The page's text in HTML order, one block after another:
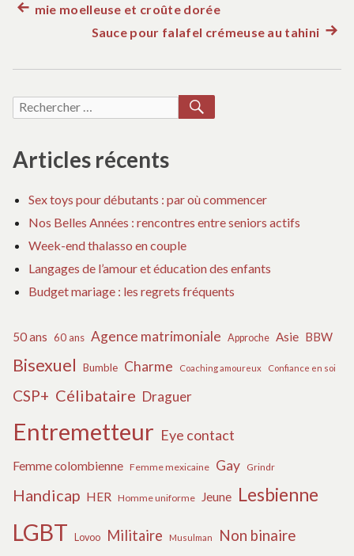
Navigation
l’article
Article
précédent :
mie moelleuse et croûte dorée
Sauce pour falafel crémeuse au tahini
Recherche
Articles récents
Sex toys pour débutants : par où commencer
Nos Belles Années : rencontres entre seniors actifs
Week-end thalasso en couple
Langages de l’amour et éducation des enfants
Budget mariage : les regrets fréquents
50 ans 60 ans Agence matrimoniale Approche Asie BBW
Bisexuel Bumble Charme Coaching amoureux Confiance en soi
CSP+ Célibataire Draguer
Entremetteur Eye contact
Femme colombienne Femme mexicaine Gay Grindr
Handicap HER Homme uniforme Jeune Lesbienne
LGBT Lovoo Militaire Musulman Non binaire